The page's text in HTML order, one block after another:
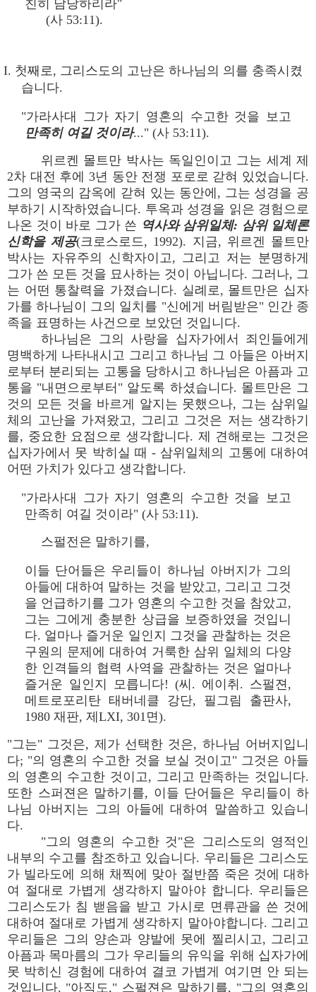
친히 담당하리라"
(사 53:11).
I. 첫째로, 그리스도의 고난은 하나님의 의를 충족시켰
습니다.
"가라사대 그가 자기 영혼의 수고한 것을 보고
만족히 여길 것이라..." (사 53:11).
위르켄 몰트만 박사는 독일인이고 그는 세계 제
2차 대전 후에 3년 동안 전쟁 포로로 갇혀 있었습니다.
그의 영국의 감옥에 갇혀 있는 동안에, 그는 성경을 공
부하기 시작하였습니다. 투옥과 성경을 읽은 경험으로
나온 것이 바로 그가 쓴 역사와 삼위일체: 삼위 일체론
신학을 제공(크로스로드, 1992). 지금, 위르겐 몰트만
박사는 자유주의 신학자이고, 그리고 저는 분명하게
그가 쓴 모든 것을 묘사하는 것이 아닙니다. 그러나, 그
는 어떤 통찰력을 가졌습니다. 실례로, 몰트만은 십자
가를 하나님이 그의 일치를 "신에게 버림받은" 인간 종
족을 표명하는 사건으로 보았던 것입니다.
하나님은 그의 사랑을 십자가에서 죄인들에게
명백하게 나타내시고 그리고 하나님 그 아들은 아버지
로부터 분리되는 고통을 당하시고 하나님은 아픔과 고
통을 "내면으로부터" 알도록 하셨습니다. 몰트만은 그
것의 모든 것을 바르게 알지는 못했으나, 그는 삼위일
체의 고난을 가져왔고, 그리고 그것은 저는 생각하기
를, 중요한 요점으로 생각합니다. 제 견해로는 그것은
십자가에서 못 박히실 때 - 삼위일체의 고통에 대하여
어떤 가치가 있다고 생각합니다.
"가라사대 그가 자기 영혼의 수고한 것을 보고
만족히 여길 것이라" (사 53:11).
스펄전은 말하기를,
이들 단어들은 우리들이 하나님 아버지가 그의
아들에 대하여 말하는 것을 받았고, 그리고 그것
을 언급하기를 그가 영혼의 수고한 것을 참았고,
그는 그에게 충분한 상급을 보증하였을 것입니
다. 얼마나 즐거운 일인지 그것을 관찰하는 것은
구원의 문제에 대하여 거룩한 삼위 일체의 다양
한 인격들의 협력 사역을 관찰하는 것은 얼마나
즐거운 일인지 모릅니다! (씨. 에이취. 스펄젼,
메트로포리탄 태버네클 강단, 필그림 출판사,
1980 재판, 제LXI, 301면).
"그는" 그것은, 제가 선택한 것은, 하나님 어버지입니
다; "의 영혼의 수고한 것을 보실 것이고" 그것은 아들
의 영혼의 수고한 것이고, 그리고 만족하는 것입니다.
또한 스퍼젼은 말하기를, 이들 단어들은 우리들이 하
나님 아버지는 그의 아들에 대하여 말씀하고 있습니
다.
"그의 영혼의 수고한 것"은 그리스도의 영적인
내부의 수고를 참조하고 있습니다. 우리들은 그리스도
가 빌라도에 의해 채찍에 맞아 절반쯤 죽은 것에 대하
여 절대로 가볍게 생각하지 말아야 합니다. 우리들은
그리스도가 침 밷음을 받고 가시로 면류관을 쓴 것에
대하여 절대로 가볍게 생각하지 말아야합니다. 그리고
우리들은 그의 양손과 양발에 못에 찔리시고, 그리고
아픔과 목마름의 그가 우리들의 유익을 위해 십자가에
못 박히신 경험에 대하여 결코 가볍게 여기면 안 되는
것입니다. "아직도," 스펄젼은 말하기를, "그의 영혼의